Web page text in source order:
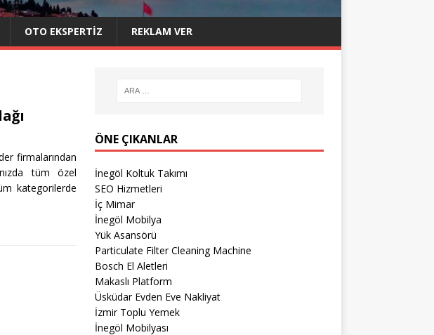
OTO EKSPERTIZ REKLAM VER
firmalarından
tüm özel
kategorilerde
ÖNE ÇIKANLAR
İnegöl Koltuk Takımı
SEO Hizmetleri
İç Mimar
İnegöl Mobilya
Yük Asansörü
Particulate Filter Cleaning Machine
Bosch El Aletleri
Makaslı Platform
Üsküdar Evden Eve Nakliyat
İzmir Toplu Yemek
İnegöl Mobilyası